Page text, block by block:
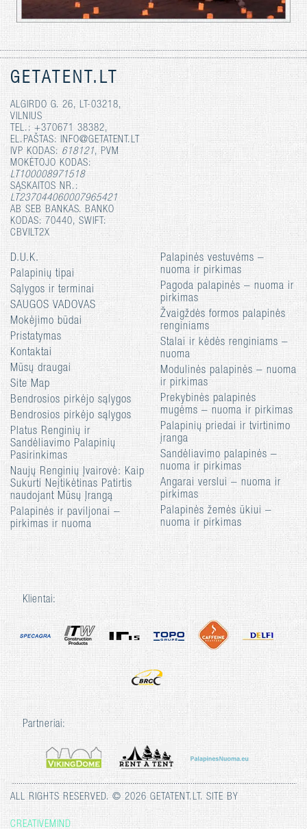
GETATENT.LT
ALGIRDO G. 26, LT-03218,
VILNIUS
TEL.: +370671 38382,
EL.PAŠTAS: INFO@GETATENT.LT
IVP KODAS: 618121, PVM
MOKĖTOJO KODAS:
LT100008971518
SĄSKAITOS NR.:
LT237044060007965421
AB SEB BANKAS. BANKO
KODAS: 70440, SWIFT:
CBVILT2X
D.U.K.
Palapinių tipai
Sąlygos ir terminai
SAUGOS VADOVAS
Mokėjimo būdai
Pristatymas
Kontaktai
Mūsų draugai
Site Map
Bendrosios pirkėjo sąlygos
Bendrosios pirkėjo sąlygos
Platus Renginių ir
Sandėliavimo Palapinių
Pasirinkimas
Naujų Renginių Įvairovė: Kaip
Sukurti Neįtikėtinas Patirtis
naudojant Mūsų Įrangą
Palapinės ir paviljonai –
pirkimas ir nuoma
Palapinės vestuvėms –
nuoma ir pirkimas
Pagoda palapinės – nuoma ir
pirkimas
Žvaigždės formos palapinės
renginiams
Stalai ir kėdės renginiams –
nuoma
Modulinės palapinės – nuoma
ir pirkimas
Prekybinės palapinės
mugėms – nuoma ir pirkimas
Palapinių priedai ir tvirtinimo
įranga
Sandėliavimo palapinės –
nuoma ir pirkimas
Angarai verslui – nuoma ir
pirkimas
Palapinės žemės ūkiui –
nuoma ir pirkimas
Klientai:
Partneriai:
ALL RIGHTS RESERVED. © 2026 GETATENT.LT. SITE BY
CREATIVEMIND